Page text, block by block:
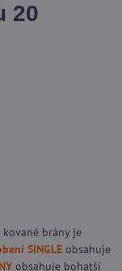
20
brány je
SINGLE obsahuje
obsahuje bohatší